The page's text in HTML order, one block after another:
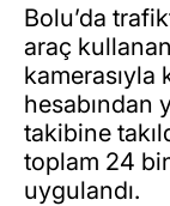
Bolu’da
araç
kamerasıyla
hesabından
takibine
toplam 24
uygulandı.